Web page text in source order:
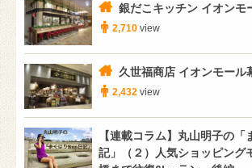
銀だこキッチン イオンモ
2,710 view
久世福商店 イオンモール
2,432 view
【連載コラム】丸山明子の「
記」（２）人気ショッピング